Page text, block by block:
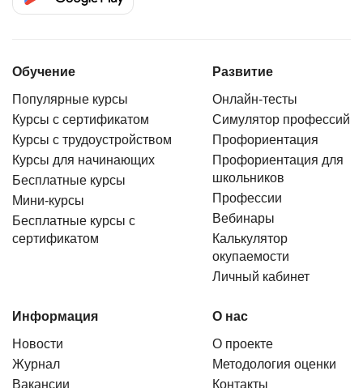
Обучение
Популярные курсы
Курсы с сертификатом
Курсы с трудоустройством
Курсы для начинающих
Бесплатные курсы
Мини-курсы
Бесплатные курсы с
сертификатом
Развитие
Онлайн-тесты
Симулятор профессий
Профориентация
Профориентация для
школьников
Профессии
Вебинары
Калькулятор
окупаемости
Личный кабинет
Информация
Новости
Журнал
Вакансии
О нас
О проекте
Методология оценки
Контакты